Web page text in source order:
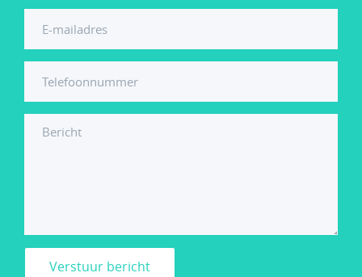
Verstuur bericht